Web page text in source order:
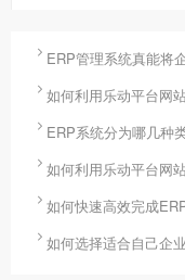
构、实施模式、服务能
性选型方法，易陷入“功
导致成本浪费”或“适配不
如何选择适合自己企业
台网站登录入口_乐动（


 ERP系统分为哪几种

 如何快速高效完成
